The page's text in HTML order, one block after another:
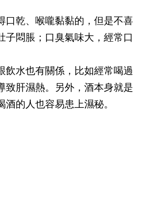
口乾、喉嚨黏黏的，但是不喜
子悶脹；口臭氣味大，經常口
飲水也有關係，比如經常喝過
致肝濕熱。另外，酒本身就是
酒的人也容易患上濕秘。